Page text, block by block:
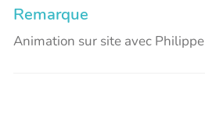
Remarque
Animation sur site avec Philippe